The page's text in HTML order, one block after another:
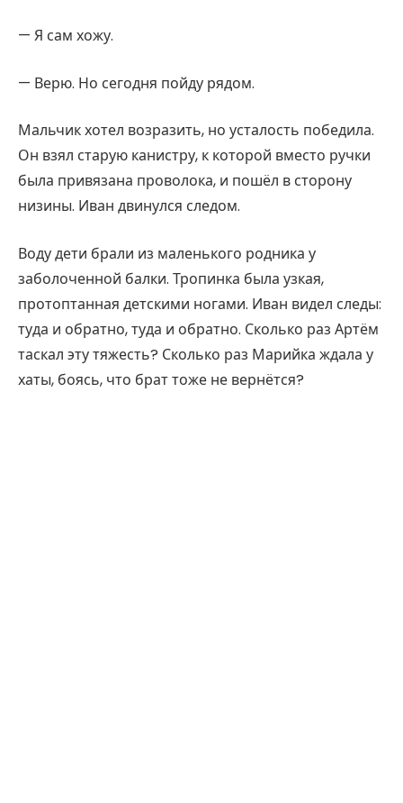
— Я сам хожу.
— Верю. Но сегодня пойду рядом.
Мальчик хотел возразить, но усталость победила.
Он взял старую канистру, к которой вместо ручки
была привязана проволока, и пошёл в сторону
низины. Иван двинулся следом.
Воду дети брали из маленького родника у
заболоченной балки. Тропинка была узкая,
протоптанная детскими ногами. Иван видел следы:
туда и обратно, туда и обратно. Сколько раз Артём
таскал эту тяжесть? Сколько раз Марийка ждала у
хаты, боясь, что брат тоже не вернётся?